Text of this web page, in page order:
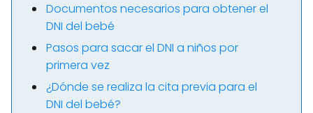
Documentos necesarios para obtener el
DNI del bebé
Pasos para sacar el DNI a niños por
primera vez
¿Dónde se realiza la cita previa para el
DNI del bebé?